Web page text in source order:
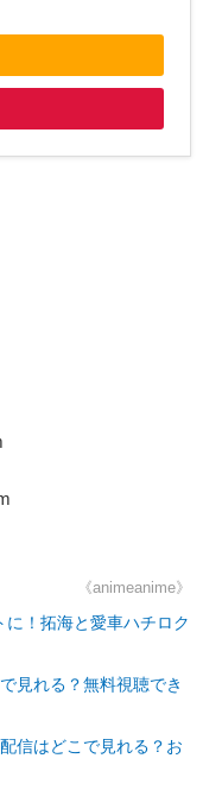
《animeanime》
に！拓海と愛車ハチロク
見れる？無料視聴でき
信はどこで見れる？お